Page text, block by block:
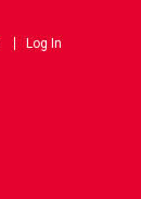
Log In